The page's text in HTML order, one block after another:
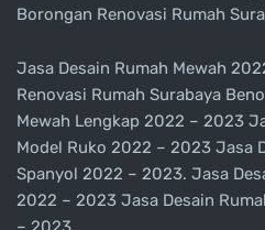
Borongan Renovasi Rumah
Jasa Desain Rumah Mewah
Renovasi Rumah Surabaya
Mewah Lengkap 2022 – 2023
Model Ruko 2022 – 2023 Jasa
Spanyol 2022 – 2023. Jasa
2022 – 2023 Jasa Desain